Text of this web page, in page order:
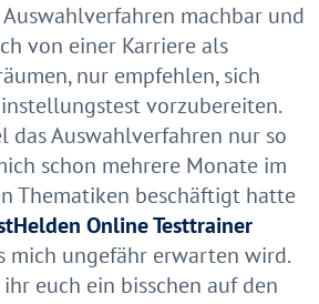
Auswahlverfahren machbar und
von einer Karriere als
nur empfehlen, sich
vorzubereiten.
das Auswahlverfahren nur so
schon mehrere Monate im
Thematiken beschäftigt hatte
Online Testtrainer
mich ungefähr erwarten wird.
euch ein bisschen auf den